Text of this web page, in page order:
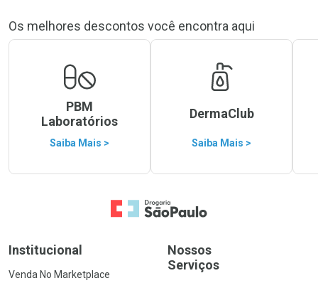
Os melhores descontos você encontra aqui
PBM
Laboratórios
Saiba Mais >
DermaClub
Saiba Mais >
Ir para a Home
Institucional
Venda No Marketplace
Nossos
Serviços